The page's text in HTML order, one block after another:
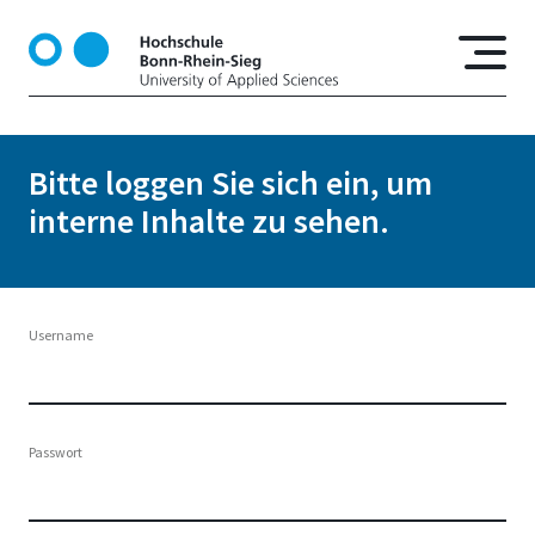
k
Bitte loggen Sie sich ein, um
interne Inhalte zu sehen.
Username
Passwort